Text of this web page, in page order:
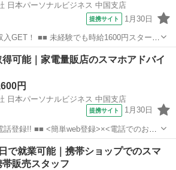
日本パーソナルビジネス 中国支店
提携サイト 1月30日
GET！ ■■ 未経験でも時給1600円スタート
員登用制度もあるので、ゆくゆくは社員に
不要！カンタン電話登
得可能｜家電量販店のスマホアドバイ
円
日本パーソナルビジネス 中国支店
提携サイト 1月30日
登録!! ■■ <簡単web登録>×<電話でのお仕
事探しが可能です♪ 基本情報を入力したら
でOK★ 営業、ラウンダー、事務のお仕事も
で就業可能｜携帯ショップでのスマ
帯販売スタッフ